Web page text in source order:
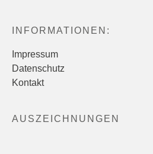
INFORMATIONEN:
Impressum
Datenschutz
Kontakt
AUSZEICHNUNGEN